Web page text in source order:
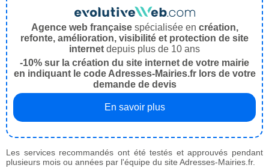
Agence web françaisespécialisée en création,
refonte, amélioration, visibilité et protection de site
internet depuis plus de 10 ans
-10% sur la création du site internet de votre mairie
en indiquant le code Adresses-Mairies.fr lors de votre
demande de devis
En savoir plus
Les services recommandés ont été testés et approuvés pendant
plusieurs mois ou années par l'équipe du site Adresses-Mairies.fr.